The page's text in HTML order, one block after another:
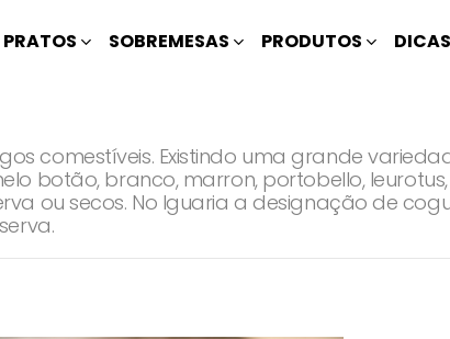
PRATOS SOBREMESAS PRODUTOS DICAS
comestíveis. Existindo uma grande
botão, branco, marron, portobello, leurotus,
ou secos. No Iguaria a designação de